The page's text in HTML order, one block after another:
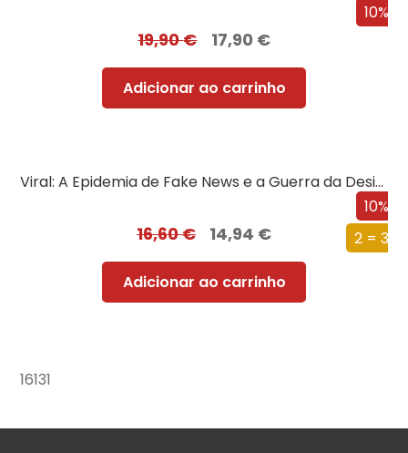
10%
19,90€ 17,90 €
Adicionar ao carrinho
10%
2 = 3
Viral: A Epidemia de Fake News e a Guerra da Desinformação
16,60€ 14,94 €
Adicionar ao carrinho
16131